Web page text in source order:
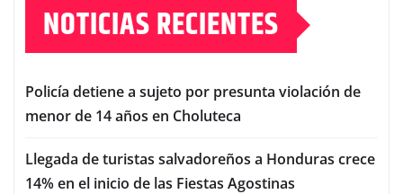
NOTICIAS RECIENTES
Policía detiene a sujeto por presunta violación de
menor de 14 años en Choluteca
Llegada de turistas salvadoreños a Honduras crece
14% en el inicio de las Fiestas Agostinas